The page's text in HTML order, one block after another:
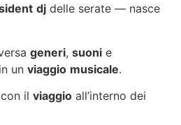
dj delle serate — nasce
generi, suoni e
un viaggio musicale.
con il viaggio all’interno dei